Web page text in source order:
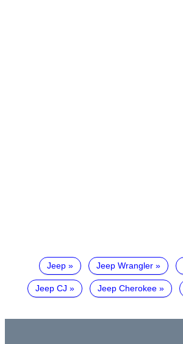
Jeep Jeep Wrangler
Jeep CJ Jeep Cherokee